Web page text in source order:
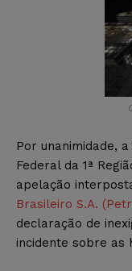
Por unanimidade,
Federal da 1ª
apelação
Brasileiro S.A.
declaração de
incidente sobre as